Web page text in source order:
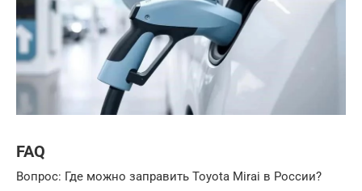
FAQ
Вопрос: Где можно заправить Toyota Mirai в России?